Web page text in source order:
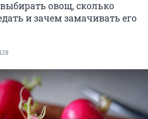
овощ, сколько
и зачем замачивать его